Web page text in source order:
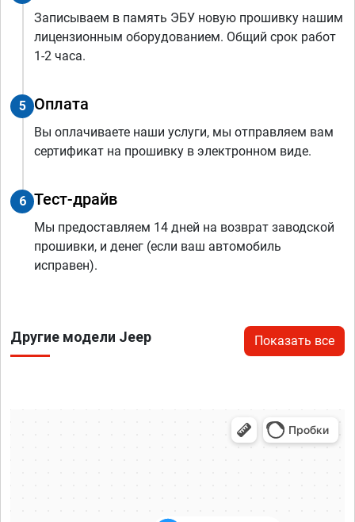
Записываем в память ЭБУ новую прошивку нашим
лицензионным оборудованием. Общий срок работ
1-2 часа.
5 Оплата
Вы оплачиваете наши услуги, мы отправляем вам
сертификат на прошивку в электронном виде.
6 Тест-драйв
Мы предоставляем 14 дней на возврат заводской
прошивки, и денег (если ваш автомобиль
исправен).
Другие модели Jeep Показать все